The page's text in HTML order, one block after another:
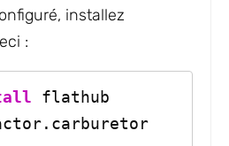
installez
:
flathub